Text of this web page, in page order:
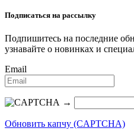
Подписаться на рассылку
Подпишитесь на последние
узнавайте о новинках и
Email
→
Обновить капчу (CAPTCHA)